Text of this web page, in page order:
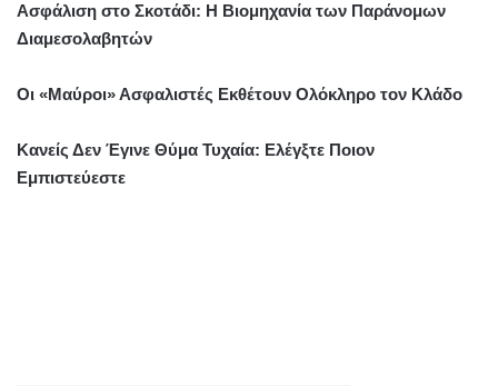
Ασφάλιση στο Σκοτάδι: Η Βιομηχανία των Παράνομων
Διαμεσολαβητών
Οι «Μαύροι» Ασφαλιστές Εκθέτουν Ολόκληρο τον Κλάδο
Κανείς Δεν Έγινε Θύμα Τυχαία: Ελέγξτε Ποιον
Εμπιστεύεστε